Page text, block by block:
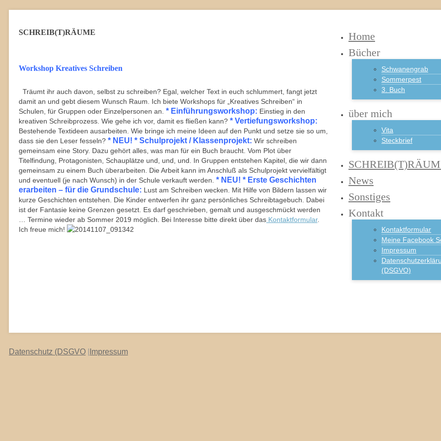
Home
Bücher
Schwanengrab
Sommerpest
3. Buch
über mich
Vita
Steckbrief
News
Sonstiges
Kontakt
Kontaktformular
Meine Facebook
Impressum
(DSGVO)
SCHREIB(T)RÄUME
Workshop Kreatives Schreiben
Träumt ihr auch davon, selbst zu schreiben? Egal, welcher Text in euch schlummert, fangt jetzt
damit an und gebt diesem Wunsch Raum. Ich biete Workshops für „Kreatives Schreiben“ in
Schulen, für Gruppen oder Einzelpersonen an. * Einführungsworkshop: Einstieg in den
kreativen Schreibprozess. Wie gehe ich vor, damit es fließen kann? * Vertiefungsworkshop:
Bestehende Textideen ausarbeiten. Wie bringe ich meine Ideen auf den Punkt und setze sie so um,
dass sie den Leser fesseln? * NEU! * Schulprojekt / Klassenprojekt: Wir schreiben
gemeinsam eine Story. Dazu gehört alles, was man für ein Buch braucht. Vom Plot über
Titelfindung, Protagonisten, Schauplätze und, und, und. In Gruppen entstehen Kapitel, die wir dann
gemeinsam zu einem Buch überarbeiten. Die Arbeit kann im Anschluß als Schulprojekt vervielfältigt
und eventuell (je nach Wunsch) in der Schule verkauft werden. * NEU! * Erste Geschichten
erarbeiten – für die Grundschule: Lust am Schreiben wecken. Mit Hilfe von Bildern lassen wir
kurze Geschichten entstehen. Die Kinder entwerfen ihr ganz persönliches Schreibtagebuch. Dabei
ist der Fantasie keine Grenzen gesetzt. Es darf geschrieben, gemalt und ausgeschmückt werden
… Termine wieder ab Sommer 2019 möglich. Bei Interesse bitte direkt über das Kontaktformular.
Ich freue mich!
Datenschutz (DSGVO Impressum